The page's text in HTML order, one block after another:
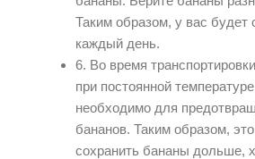
Таким образом, у вас будет
каждый день.
6. Во время
при постоянной
необходимо для
бананов. Таким образом,
сохранить бананы дольше,